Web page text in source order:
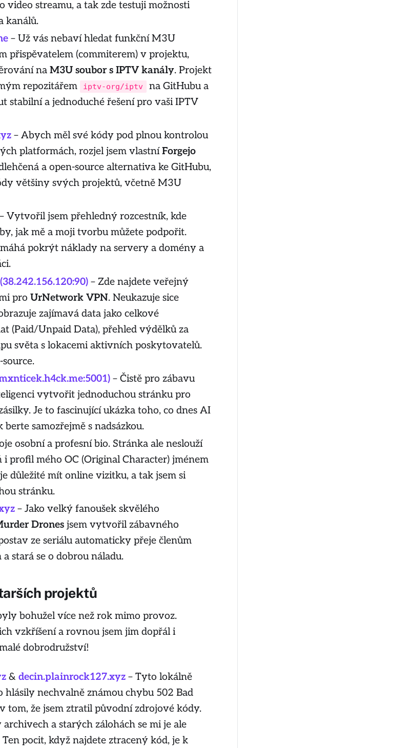
video streamu, a tak zde testuji možnosti
kanálů.
– Už vás nebaví hledat funkční M3U
přispěvatelem (commiterem) v projektu,
na M3U soubor s IPTV kanály. Projekt
repozitářem
iptv-org/iptv
na GitHubu a
stabilní a jednoduché řešení pro vaši IPTV
– Abych měl své kódy pod plnou kontrolou
platformách, rozjel jsem vlastníForgejo
a open-source alternativa ke GitHubu,
většiny svých projektů, včetně M3U
Vytvořil jsem přehledný rozcestník, kde
jak mě a moji tvorbu můžete podpořit.
pokrýt náklady na servery a domény a
– Zde najdete veřejný
pro UrNetwork VPN. Neukazuje sice
zajímavá data jako celkové
(Paid/Unpaid Data), přehled výdělků za
světa s lokacemi aktivních poskytovatelů.
– Čistě pro zábavu
vytvořit jednoduchou stránku pro
Je to fascinující ukázka toho, co dnes AI
samozřejmě s nadsázkou.
osobní a profesní bio. Stránka ale neslouží
i profil mého OC (Original Character) jménem
důležité mít online vizitku, a tak jsem si
stránku.
– Jako velký fanoušek skvělého
Dronesjsem vytvořil zábavného
ze seriálu automaticky přeje členům
stará se o dobrou náladu.
projektů
bohužel více než rok mimo provoz.
vzkříšení a rovnou jsem jim dopřál i
dobrodružství!
& decin.plainrock127.xyz– Tyto lokálně
hlásily nechvalně známou chybu 502 Bad
tom, že jsem ztratil původní zdrojové kódy.
a starých zálohách se mi je ale
pocit, když najdete ztracený kód, je k